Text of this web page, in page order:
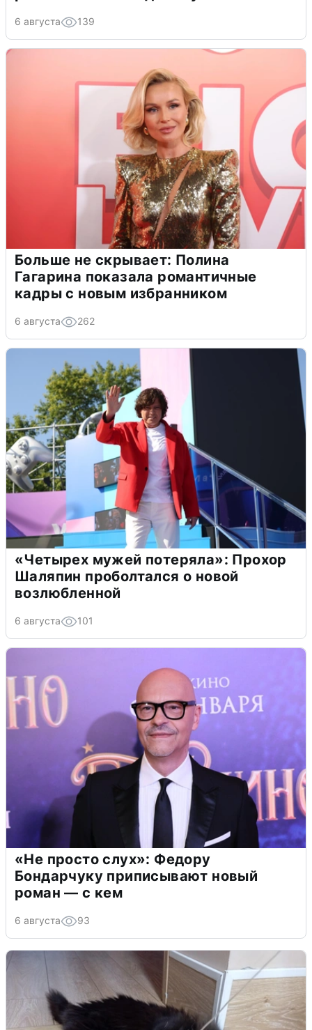
6 августа 139
Больше не скрывает: Полина
Гагарина показала романтичные
кадры с новым избранником
6 августа 262
«Четырех мужей потеряла»: Прохор
Шаляпин проболтался о новой
возлюбленной
6 августа 101
«Не просто слух»: Федору
Бондарчуку приписывают новый
роман — с кем
6 августа 93